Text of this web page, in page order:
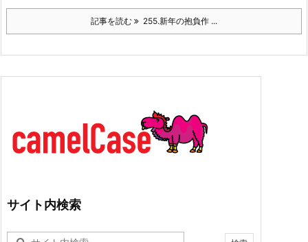
記事を読む 255.新年の抱負作 ...
サイト内検索